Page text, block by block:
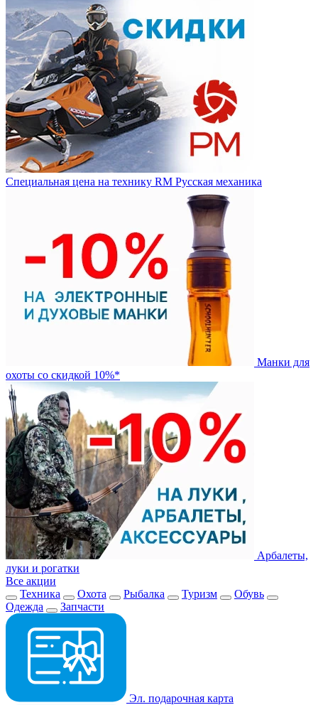
Специальная цена на технику RM Русская механика
Манки для
охоты со скидкой 10%*
Арбалеты,
луки и рогатки
Все акции
Техника
Охота Рыбалка Туризм
Обувь
Одежда
Запчасти
Эл. подарочная карта